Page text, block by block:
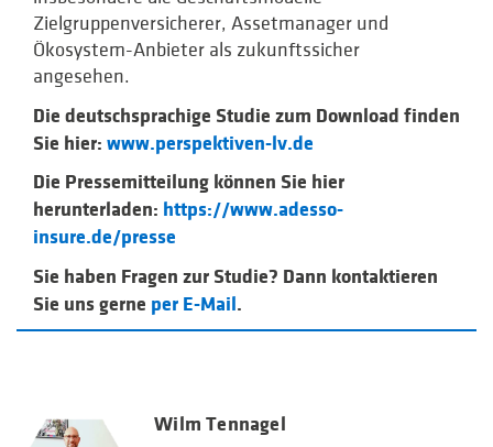
Zielgruppenversicherer, Assetmanager und
Ökosystem-Anbieter als zukunftssicher
angesehen.
Die deutschsprachige Studie zum Download finden
Sie hier: www.perspektiven-lv.de
Die Pressemitteilung können Sie hier
herunterladen: https://www.adesso-
insure.de/presse
Sie haben Fragen zur Studie? Dann kontaktieren
Sie uns gerne per E-Mail.
Wilm Tennagel